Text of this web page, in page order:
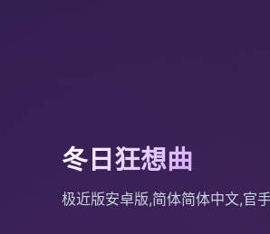
冬日狂想曲
极近版安卓版,简体简体中文,官